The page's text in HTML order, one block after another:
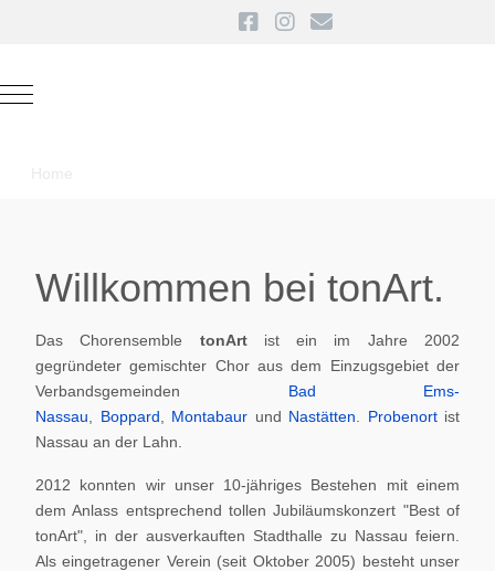
Mobile Menu Toggle
Home
Willkommen bei tonArt.
Das Chorensemble tonArt ist ein im Jahre 2002
gegründeter gemischter Chor aus dem Einzugsgebiet der
Verbandsgemeinden Bad Ems-
Nassau
Boppard Montabaur und Nastätten Probenortist
Nassau an der Lahn.
2012 konnten wir unser 10-jähriges Bestehen mit einem
dem Anlass entsprechend tollen Jubiläumskonzert "Best of
tonArt", in der ausverkauften Stadthalle zu Nassau feiern.
Als eingetragener Verein (seit Oktober 2005) besteht unser